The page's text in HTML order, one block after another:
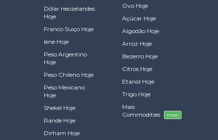
Dólar neozelandes
Hoje
Franco Suiço Hoje
Iene Hoje
Peso Argentino
Hoje
Peso Chileno Hoje
Peso Mexicano
Hoje
Shekel Hoje
Rande Hoje
Dirham Hoje
Ovo Hoje
Açúcar Hoje
Algodão Hoje
Arroz Hoje
Bezerro Hoje
Citros Hoje
Etanol Hoje
Trigo Hoje
Mais
Commodities
novo